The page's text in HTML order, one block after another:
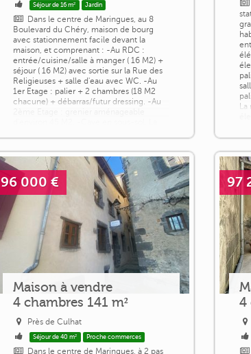
Séjour de 16 m² Jardin
Dans le centre de Maringues, au 8
Boulevard du Chéry, maison de bourg
avec stationnement facile devant la
maison, et comprenant : -Au RDC :
entrée/cuisine/salle à manger ( 16 M2) +
séjour ( 16 M2) avec sortie sur la Rue des
Religieuses + salle d'eau avec WC. -Au
1er Etage : palier + 2 chambres (18 M2
chacune) + débarras/futur dressing. -Au
La
96 000 €
Maison à vendre
4 chambres 141 m²
Près de Culhat
Séjour de 40 m² Proche commerces
Dans le centre de Maringues, à 2 pas
97
4